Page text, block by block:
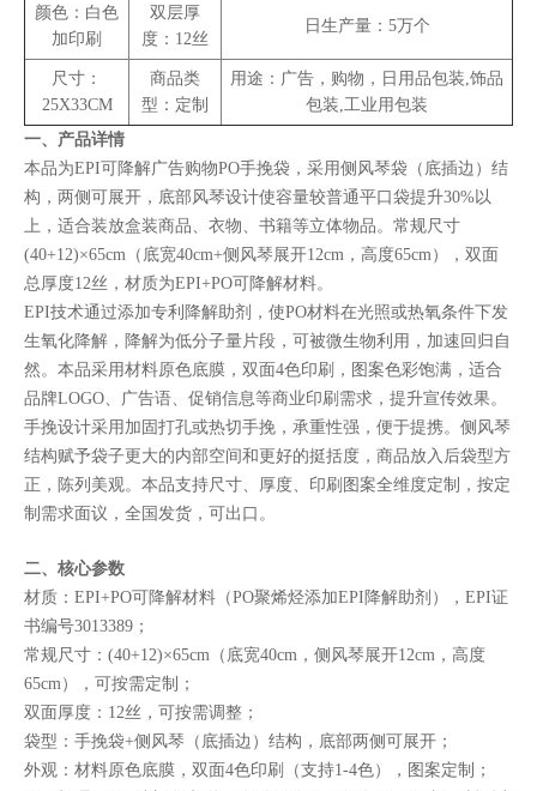
颜色：白色
加印刷
双层厚
度：12丝
日生产量：5万个
尺寸：
25X33CM
商品类
型：定制
用途：广告，购物，日用品包装,饰品
包装,工业用包装
一、产品详情
本品为EPI可降解广告购物PO手挽袋，采用侧风琴袋（底插边）结
构，两侧可展开，底部风琴设计使容量较普通平口袋提升30%以
上，适合装放盒装商品、衣物、书籍等立体物品。常规尺寸
(40+12)×65cm（底宽40cm+侧风琴展开12cm，高度65cm），双面
总厚度12丝，材质为EPI+PO可降解材料。
EPI技术通过添加专利降解助剂，使PO材料在光照或热氧条件下发
生氧化降解，降解为低分子量片段，可被微生物利用，加速回归自
然。本品采用材料原色底膜，双面4色印刷，图案色彩饱满，适合
品牌LOGO、广告语、促销信息等商业印刷需求，提升宣传效果。
手挽设计采用加固打孔或热切手挽，承重性强，便于提携。侧风琴
结构赋予袋子更大的内部空间和更好的挺括度，商品放入后袋型方
正，陈列美观。本品支持尺寸、厚度、印刷图案全维度定制，按定
制需求面议，全国发货，可出口。
二、核心参数
材质：EPI+PO可降解材料（PO聚烯烃添加EPI降解助剂），EPI证
书编号3013389；
常规尺寸：(40+12)×65cm（底宽40cm，侧风琴展开12cm，高度
65cm），可按需定制；
双面厚度：12丝，可按需调整；
袋型：手挽袋+侧风琴（底插边）结构，底部两侧可展开；
外观：材料原色底膜，双面4色印刷（支持1-4色），图案定制；